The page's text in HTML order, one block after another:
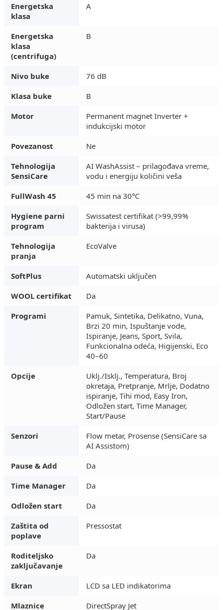
Energetska
klasa
A
Energetska
klasa
(centrifuga)
B
Nivo buke
76 dB
Klasa buke
B
Motor
Permanent magnet Inverter +
indukcijski motor
Povezanost
Ne
Tehnologija
SensiCare
AI WashAssist – prilagođava vreme,
vodu i energiju količini veša
FullWash 45
45 min na 30°C
Hygiene parni
program
Swissatest certifikat (>99,99%
bakterija i virusa)
Tehnologija
pranja
EcoValve
SoftPlus
Automatski uključen
WOOL certifikat
Da
Programi
Pamuk, Sintetika, Delikatno, Vuna,
Brzi 20 min, Ispuštanje vode,
Ispiranje, Jeans, Sport, Svila,
Funkcionalna odeća, Higijenski, Eco
40–60
Opcije
Uklj./Isklj., Temperatura, Broj
okretaja, Pretpranje, Mrlje, Dodatno
ispiranje, Tihi mod, Easy Iron,
Odložen start, Time Manager,
Start/Pause
Senzori
Flow metar, Prosense (SensiCare sa
AI Assistom)
Pause & Add
Da
Time Manager
Da
Odložen start
Da
Zaštita od
poplave
Pressostat
Roditeljsko
zaključavanje
Da
Ekran
LCD sa LED indikatorima
Mlaznice
DirectSpray Jet